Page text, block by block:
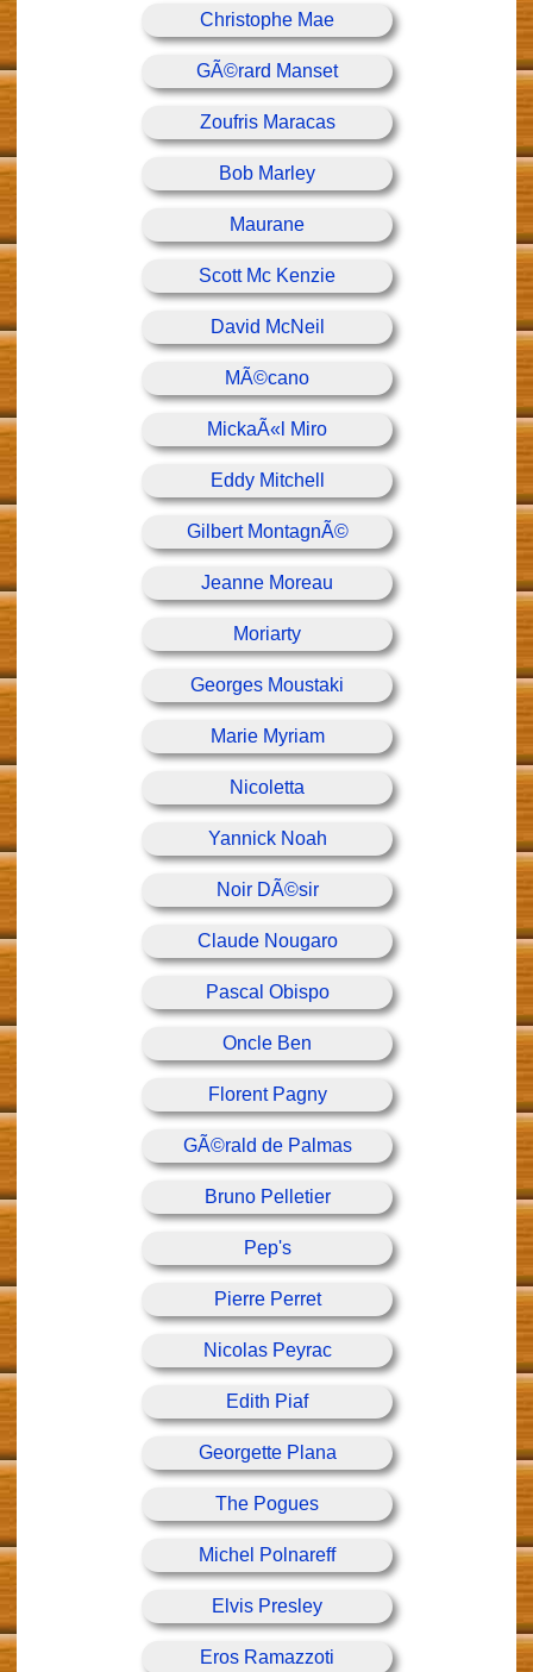
Christophe Mae
GÃ©rard Manset
Zoufris Maracas
Bob Marley
Maurane
Scott Mc Kenzie
David McNeil
MÃ©cano
MickaÃ«l Miro
Eddy Mitchell
Gilbert MontagnÃ©
Jeanne Moreau
Moriarty
Georges Moustaki
Marie Myriam
Nicoletta
Yannick Noah
Noir DÃ©sir
Claude Nougaro
Pascal Obispo
Oncle Ben
Florent Pagny
GÃ©rald de Palmas
Bruno Pelletier
Pep's
Pierre Perret
Nicolas Peyrac
Edith Piaf
Georgette Plana
The Pogues
Michel Polnareff
Elvis Presley
Eros Ramazzoti